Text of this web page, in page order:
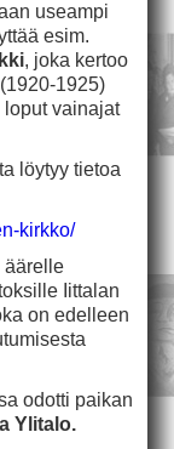
useampi
esim.
, joka kertoo
1925)
vainajat
löytyy tietoa
kirkko/
äärelle
Iittalan
on edelleen
odotti paikan
Ylitalo.